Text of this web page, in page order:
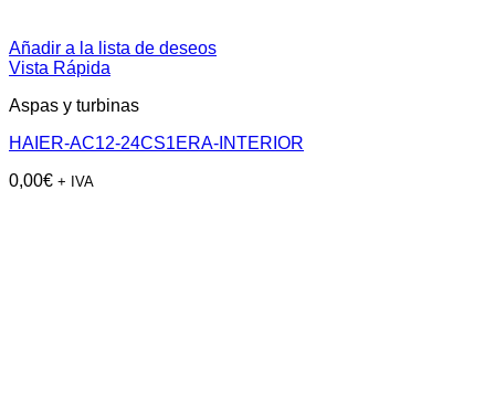
Añadir a la lista de deseos
Vista Rápida
Aspas y turbinas
HAIER-AC12-24CS1ERA-INTERIOR
0,00€ + IVA